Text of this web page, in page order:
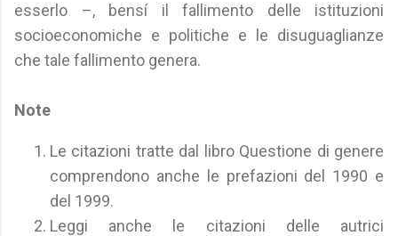
esserlo –, bensí il fallimento delle istituzioni
socioeconomiche e politiche e le disuguaglianze
che tale fallimento genera.
Note
Le citazioni tratte dal libro Questione di genere
comprendono anche le prefazioni del 1990 e
del 1999.
Leggi anche le citazioni delle autrici